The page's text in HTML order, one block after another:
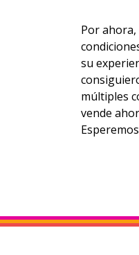
Por ahora,
su
múltiples
vende